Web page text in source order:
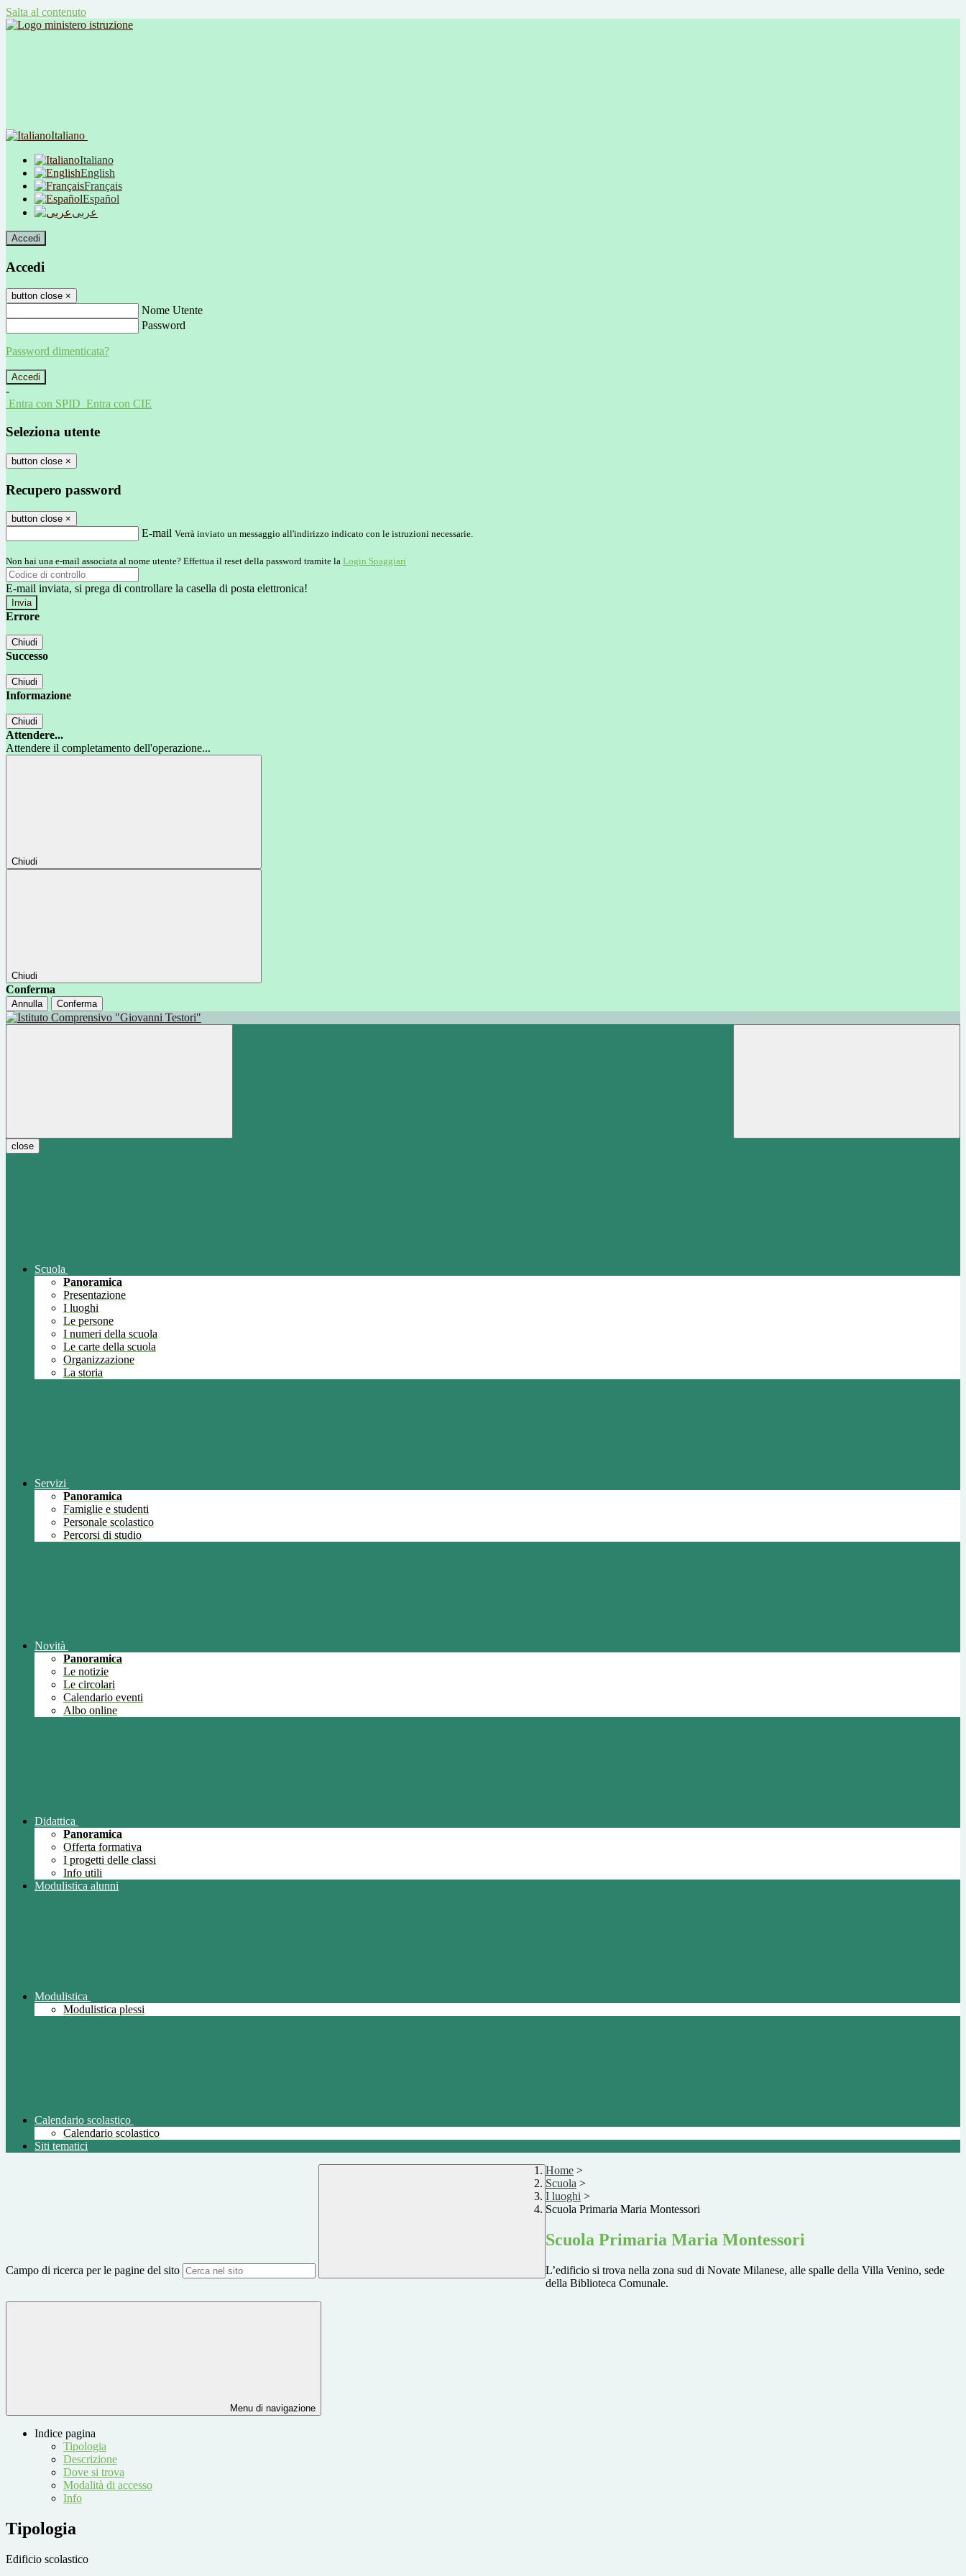
Salta al contenuto
Italiano
Italiano
English
Français
Español
عربى
Accedi
Accedi
button close ×
Nome Utente
Password
Password dimenticata?
-
Entra con SPID Entra con CIE
Seleziona utente
button close ×
Recupero password
button close ×
E-mail Verrà inviato un messaggio all'indirizzo indicato con le istruzioni necessarie.
Non hai una e-mail associata al nome utente? Effettua il reset della password tramite la Login Spaggiari
E-mail inviata, si prega di controllare la casella di posta elettronica!
Errore
Chiudi
Successo
Chiudi
Informazione
Chiudi
Attendere...
Attendere il completamento dell'operazione...
Chiudi
Chiudi
Conferma
Annulla Conferma
close
Scuola
Panoramica
Presentazione
I luoghi
Le persone
I numeri della scuola
Le carte della scuola
Organizzazione
La storia
Servizi
Panoramica
Famiglie e studenti
Personale scolastico
Percorsi di studio
Novità
Panoramica
Le notizie
Le circolari
Calendario eventi
Albo online
Didattica
Panoramica
Offerta formativa
I progetti delle classi
Info utili
Modulistica alunni
Modulistica
Modulistica plessi
Calendario scolastico
Calendario scolastico
Siti tematici
Campo di ricerca per le pagine del sito
Home >
Scuola >
I luoghi >
Scuola Primaria Maria Montessori
Scuola Primaria Maria Montessori
L’edificio si trova nella zona sud di Novate Milanese, alle spalle della Villa Venino, sede
della Biblioteca Comunale.
Menu di navigazione
Indice pagina
Tipologia
Descrizione
Dove si trova
Modalità di accesso
Info
Tipologia
Edificio scolastico